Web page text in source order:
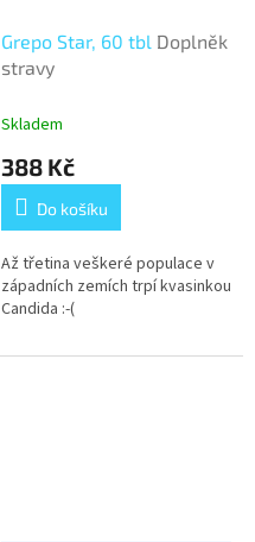
Grepo Star, 60 tbl Doplněk
stravy
Skladem
388 Kč
Do košíku
Až třetina veškeré populace v
západních zemích trpí kvasinkou
Candida :-(